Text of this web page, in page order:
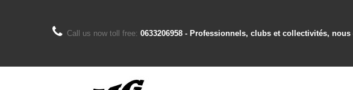
Call us now toll free: 0633206958 - Professionnels, clubs et collectivités,